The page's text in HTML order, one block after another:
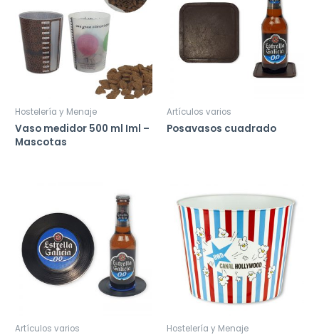
Hostelería y Menaje
Vaso medidor 500 ml Iml –
Mascotas
Artículos varios
Posavasos cuadrado
Artículos varios Hostelería y Menaje